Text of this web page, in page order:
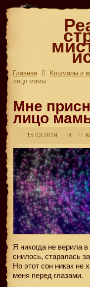
Главная Кошмары и
лицо мамы
Мне
лицо
15.03.2019 4
Я никогда не верила
снилось, старалась
Но этот сон никак не
меня перед глазами.